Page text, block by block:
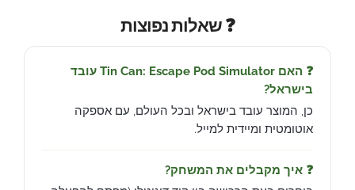
❓ שאלות נפוצות
❓ האם Tin Can: Escape Pod Simulator עובד
בישראל?
כן, המוצר עובד בישראל ובכל העולם, עם אספקה
אוטומטית ומיידית למייל.
❓ איך מקבלים את המשחק?